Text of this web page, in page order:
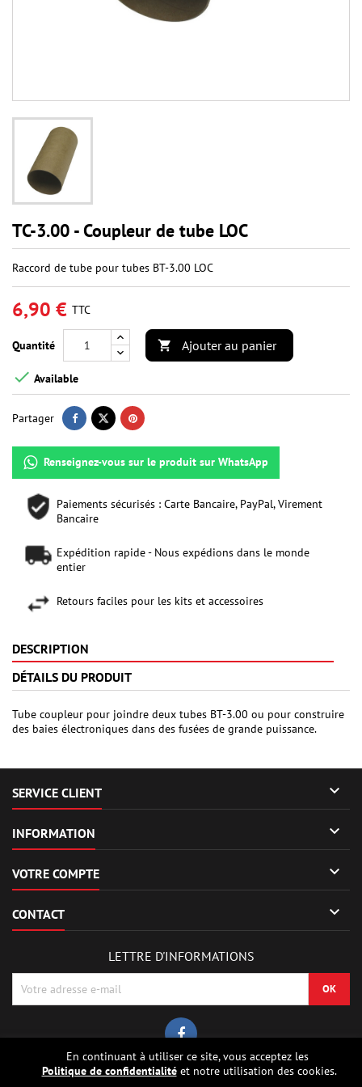
TC-3.00 - Coupleur de tube LOC
Raccord de tube pour tubes BT-3.00 LOC
6,90 € TTC
Quantité  Ajouter au panier
 Available
Partager
Renseignez-vous sur le produit sur WhatsApp
Paiements sécurisés : Carte Bancaire, PayPal, Virement
Bancaire
Expédition rapide - Nous expédions dans le monde
entier
Retours faciles pour les kits et accessoires
DESCRIPTION
DÉTAILS DU PRODUIT
Tube coupleur pour joindre deux tubes BT-3.00 ou pour construire
des baies électroniques dans des fusées de grande puissance.
SERVICE CLIENT 
INFORMATION 
VOTRE COMPTE 
CONTACT 
En continuant à utiliser ce site, vous acceptez les
Politique de confidentialitéet notre utilisation des cookies.
LETTRE D'INFORMATIONS
© Copyright 2026 Sierrafox Hobbies - Model rocket shop, high power